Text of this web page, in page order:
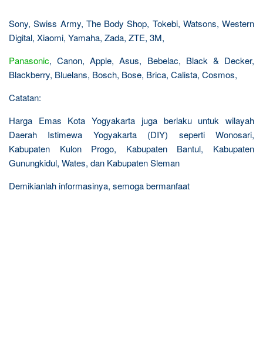
Sony, Swiss Army, The Body Shop, Tokebi, Watsons, Western
Digital, Xiaomi, Yamaha, Zada, ZTE, 3M,
Panasonic, Canon, Apple, Asus, Bebelac, Black & Decker,
Blackberry, Bluelans, Bosch, Bose, Brica, Calista, Cosmos,
Catatan:
Harga Emas Kota Yogyakarta juga berlaku untuk wilayah
Daerah Istimewa Yogyakarta (DIY) seperti Wonosari,
Kabupaten Kulon Progo, Kabupaten Bantul, Kabupaten
Gunungkidul, Wates, dan Kabupaten Sleman
Demikianlah informasinya, semoga bermanfaat